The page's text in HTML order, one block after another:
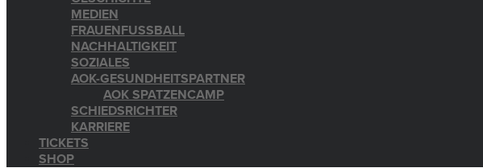
MEDIEN
FRAUENFUSSBALL
NACHHALTIGKEIT
SOZIALES
AOK-GESUNDHEITSPARTNER
AOK SPATZENCAMP
SCHIEDSRICHTER
KARRIERE
TICKETS
SHOP